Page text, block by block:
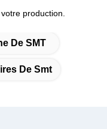
production.
De SMT
De Smt